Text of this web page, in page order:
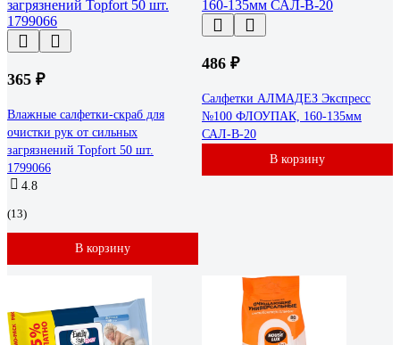
365 ₽
Влажные салфетки-скраб для
очистки рук от сильных
загрязнений Topfort 50 шт.
1799066
4.8
(13)
В корзину
486 ₽
Салфетки АЛМАДЕЗ Экспресс
№100 ФЛОУПАК, 160-135мм
САЛ-В-20
В корзину